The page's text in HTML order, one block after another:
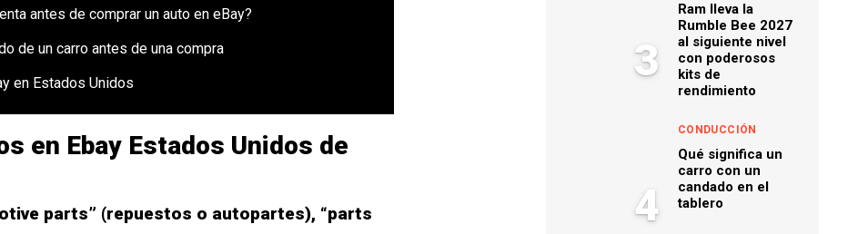
antes de comprar un auto en eBay?
de un carro antes de una compra
en Estados Unidos
en Ebay Estados Unidos de
parts” (repuestos o autopartes), “parts
3
Ram lleva la
Rumble Bee 2027
al siguiente nivel
con poderosos
kits de
rendimiento
4
CONDUCCIÓN
Qué significa un
carro con un
candado en el
tablero